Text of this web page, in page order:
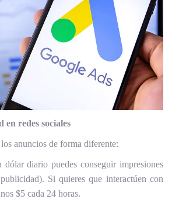
en redes sociales
anuncios de forma diferente:
diario puedes conseguir impresiones
Si quieres que interactúen con
$5 cada 24 horas.